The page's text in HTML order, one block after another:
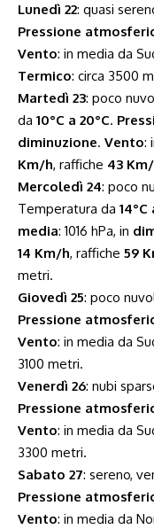
Lunedì 22: quasi
Pressione
Vento: in media da
Termico: circa 3500
Martedì 23: poco
da 10°C a 20°C.
diminuzione. Vento:
Km/h, raffiche 43
Mercoledì 24: poco
Temperatura da 14°C
media: 1016 hPa, in
14 Km/h, raffiche 59
metri.
Giovedì 25: poco
Pressione
Vento: in media da
3100 metri.
Venerdì 26: nubi
Pressione
Vento: in media da
3300 metri.
Sabato 27: sereno,
Pressione
Vento: in media da